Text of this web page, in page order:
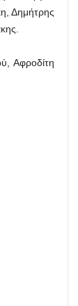
Δημήτρης
Αφροδίτη